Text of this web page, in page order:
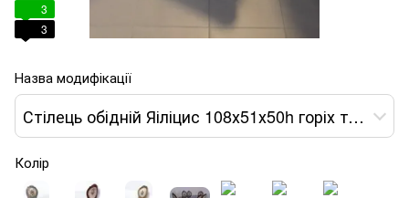
3
3
Назва модифікації
Стілець обідній Яіліцис 108х51х50h горіх темний var 10
Колір